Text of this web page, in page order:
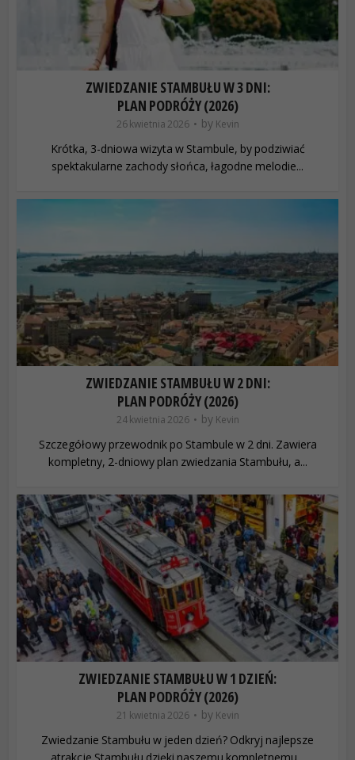
ZWIEDZANIE STAMBUŁU W 3 DNI:
PLAN PODRÓŻY (2026)
26 kwietnia 2026 by Kevin
Krótka, 3-dniowa wizyta w Stambule, by podziwiać
spektakularne zachody słońca, łagodne melodie...
ZWIEDZANIE STAMBUŁU W 2 DNI:
PLAN PODRÓŻY (2026)
24 kwietnia 2026 by Kevin
Szczegółowy przewodnik po Stambule w 2 dni. Zawiera
kompletny, 2-dniowy plan zwiedzania Stambułu, a...
ZWIEDZANIE STAMBUŁU W 1 DZIEŃ:
PLAN PODRÓŻY (2026)
21 kwietnia 2026 by Kevin
Zwiedzanie Stambułu w jeden dzień? Odkryj najlepsze